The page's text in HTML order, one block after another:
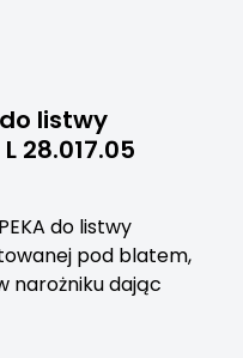
listwy
28.017.05
do listwy
pod blatem,
narożniku dając